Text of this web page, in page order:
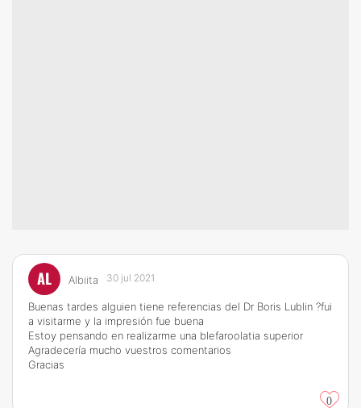
AL Albiita 30 jul 2021
Buenas tardes alguien tiene referencias del Dr Boris Lublin ?fui
a visitarme y la impresión fue buena
Estoy pensando en realizarme una blefaroolatia superior
Agradecería mucho vuestros comentarios
Gracias
0